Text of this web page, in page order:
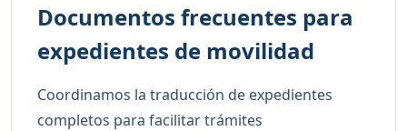
Documentos frecuentes para
expedientes de movilidad
Coordinamos la traducción de expedientes
completos para facilitar trámites